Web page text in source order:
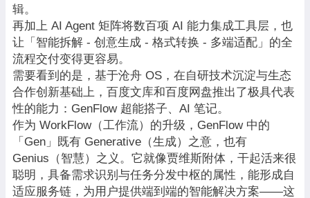
辑。
再加上 AI Agent 矩阵将数百项 AI 能力集成工具层，也
让「智能拆解 - 创意生成 - 格式转换 - 多端适配」的全
流程交付变得更容易。
需要看到的是，基于沧舟 OS，在自研技术沉淀与生态
合作创新基础上，百度文库和百度网盘推出了极具代表
性的能力：GenFlow 超能搭子、AI 笔记。
作为 WorkFlow（工作流）的升级，GenFlow 中的
「Gen」既有 Generative（生成）之意，也有
Genius（智慧）之义。它就像贾维斯附体，干起活来很
聪明，具备需求识别与任务分发中枢的属性，能形成自
适应服务链，为用户提供端到端的智能解决方案——这